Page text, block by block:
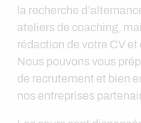
la recherche
ateliers de coaching,
rédaction de votre CV et
Nous pouvons vous
de recrutement et bien
nos entreprises